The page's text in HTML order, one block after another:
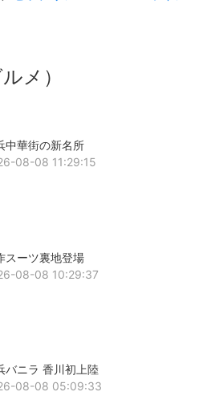
メ）
中華街の新名所
08-08 11:29:15
スーツ裏地登場
08-08 10:29:37
バニラ 香川初上陸
08-08 05:09:33